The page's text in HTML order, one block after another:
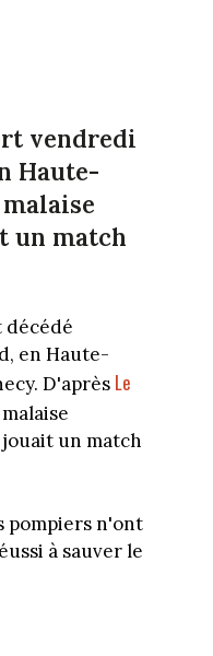
vendredi
Haute-
un match
décédé
en Haute-
D'après Le
un match
pompiers n'ont
à sauver le